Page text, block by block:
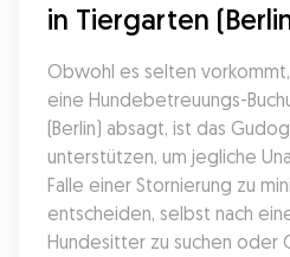
in Tiergarten
Obwohl es selten
eine Hundebetreuungs-
(Berlin) absagt, ist das
unterstützen, um jegliche
Falle einer Stornierung zu
entscheiden, selbst nach
Hundesitter zu suchen oder